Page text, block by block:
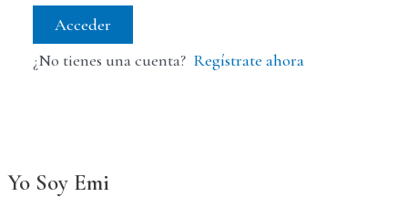
Acceder
¿No tienes una cuenta? Regístrate ahora
Yo Soy Emi